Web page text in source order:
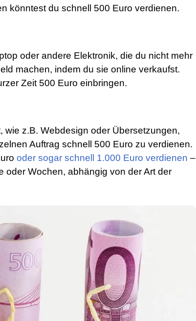
könntest du schnell 500 Euro verdienen.
oder andere Elektronik, die du nicht mehr
machen, indem du sie online verkaufst.
Zeit 500 Euro einbringen.
z.B. Webdesign oder Übersetzungen,
Auftrag schnell 500 Euro zu verdienen.
oder sogar schnell 1.000 Euro verdienen –
oder Wochen, abhängig von der Art der